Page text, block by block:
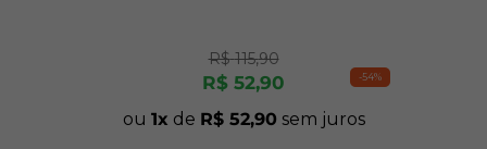
-54%
R$ 115,90
R$ 52,90
ou 1 de R$ 52,90 sem juros